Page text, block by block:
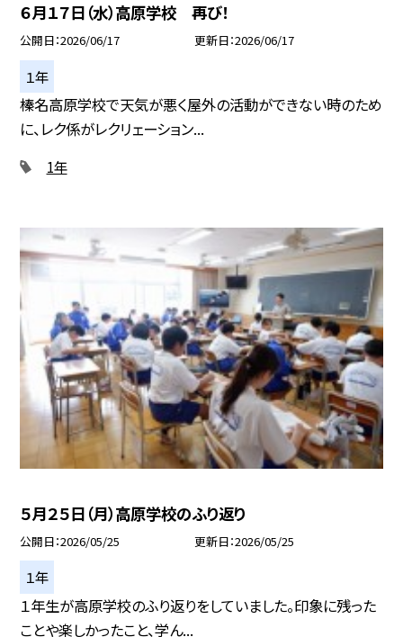
６月１７日（水）高原学校 再び！
公開日 2026/06/17 更新日 2026/06/17
１年
榛名高原学校で天気が悪く屋外の活動ができない時のため
に、レク係がレクリェーション...
1年
５月２５日（月）高原学校のふり返り
公開日 2026/05/25 更新日 2026/05/25
１年
１年生が高原学校のふり返りをしていました。印象に残った
ことや楽しかったこと、学ん...